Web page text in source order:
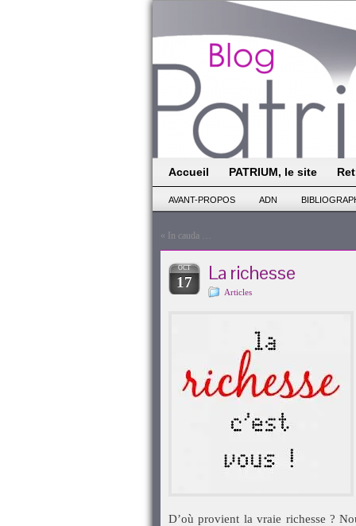
Accueil PATRIUM, le site
AVANT-PROPOS ADN
« In cauda …
OCT
17 La richesse
Articles
D’où provient la vraie richesse ?